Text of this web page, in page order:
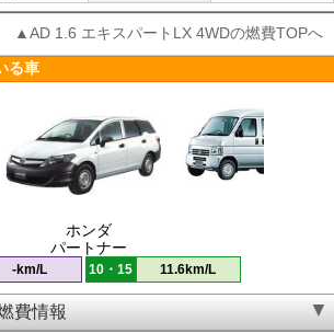
▲AD 1.6 エキスパートLX 4WDの燃費TOPへ
る車
ホンダ
パートナー
-km/L 10・15 11.6km/L
費情報